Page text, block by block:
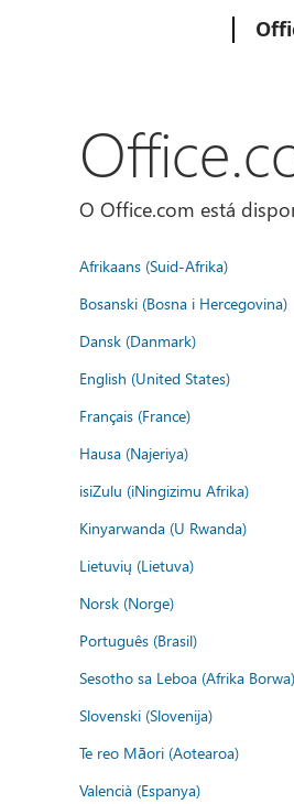
O Office.com está
Afrikaans (Suid-Afrika)
Bosanski (Bosna i Hercegovina)
Dansk (Danmark)
English (United States)
Français (France)
Hausa (Najeriya)
isiZulu (iNingizimu Afrika)
Kinyarwanda (U Rwanda)
Lietuvių (Lietuva)
Norsk (Norge)
Português (Brasil)
Sesotho sa Leboa (Afrika Borwa)
Slovenski (Slovenija)
Te reo Māori (Aotearoa)
Valencià (Espanya)